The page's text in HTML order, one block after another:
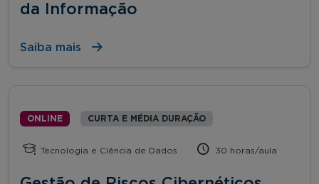
da Informação
Saiba mais
ONLINE CURTA E MÉDIA DURAÇÃO
Tecnologia e Ciência de Dados 30 horas/aula